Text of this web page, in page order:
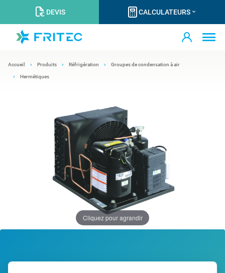
DEVIS CALCULATEURS
Accueil Produits Réfrigération Groupes de condensation à air
Hermétiques
Cliquez pour agrandir